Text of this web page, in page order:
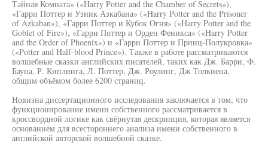
Тайная Комната» («Harry Potter and the Chamber of Secrets»),
«Гарри Поттер и Узник Азкабана» («Harry Potter and the Prisoner
of Azkaban»), «Гарри Поттер и Кубок Огня» («Harry Potter and the
Goblet of Fire»), «Гарри Поттер и Орден Феникса» («Harry Potter
and the Order of Phoenix») и «Гарри Поттер и Принц-Полукровка»
(«Potter and Half-blood Prince»). Также в работе рассматриваются
волшебные сказки английских писателей, таких как Дж. Барри, Ф.
Бауна, Р. Киплинга, Л. Поттер, Дж. Роулинг, Дж Толкиена,
общим объёмом более 6200 страниц.
Новизна диссертационного исследования заключается в том, что
функционирование имени собственного рассматривается в
кроссвордной логике как свёрнутая дескрипция, которая является
основанием для всестороннего анализа имени собственного в
английской авторской волшебной сказке.